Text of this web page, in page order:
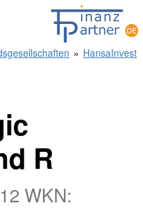
» HansaInvest
R
WKN: